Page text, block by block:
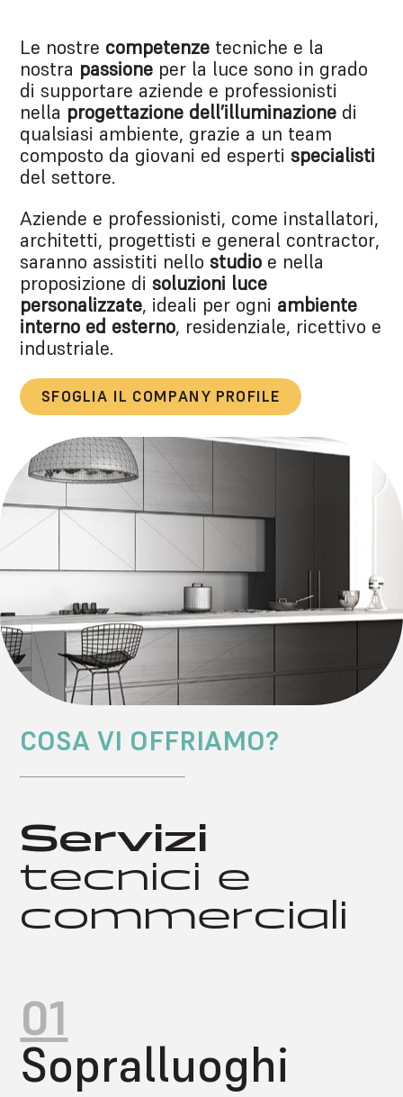
Le nostre competenze tecniche e la
nostra passione per la luce sono in grado
di supportare aziende e professionisti
nella progettazione dell’illuminazione di
qualsiasi ambiente, grazie a un team
composto da giovani ed espertispecialisti
del settore.
Aziende e professionisti, come installatori,
architetti, progettisti e general contractor,
saranno assistiti nellostudio e nella
proposizione disoluzioni luce
personalizzate, ideali per ogni ambiente
interno ed esterno, residenziale, ricettivo e
industriale.
SFOGLIA IL COMPANY PROFILE
COSA VI OFFRIAMO?
Servizi
tecnici e
commerciali
01
Sopralluoghi